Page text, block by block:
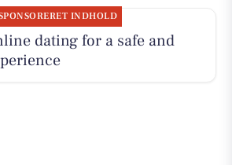
INDHOLD
dating for a safe and